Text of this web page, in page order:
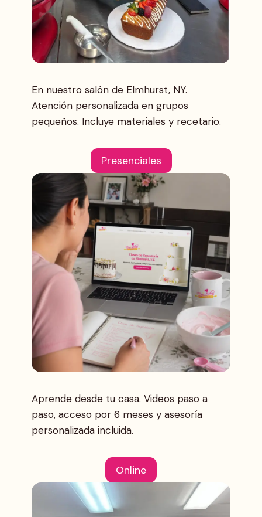
En nuestro salón de Elmhurst, NY.
Atención personalizada en grupos
pequeños. Incluye materiales y recetario.
Presenciales
Aprende desde tu casa. Videos paso a
paso, acceso por 6 meses y asesoría
personalizada incluida.
Online